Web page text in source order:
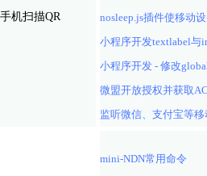
手机扫描QR
nosleep.js插件使移动
小程序开发textlabel与
小程序开发 - 修改
微盟开放授权并获取
mini-NDN常用命令